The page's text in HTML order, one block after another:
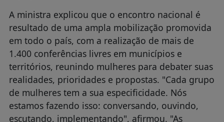
A ministra explicou que o encontro nacional é
resultado de uma ampla mobilização promovida
em todo o país, com a realização de mais de
1.400 conferências livres em municípios e
territórios, reunindo mulheres para debater suas
realidades, prioridades e propostas. "Cada grupo
de mulheres tem a sua especificidade. Nós
estamos fazendo isso: conversando, ouvindo,
escutando, implementando", afirmou. "As